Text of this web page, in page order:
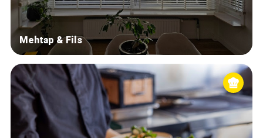
Mehtap & Fils